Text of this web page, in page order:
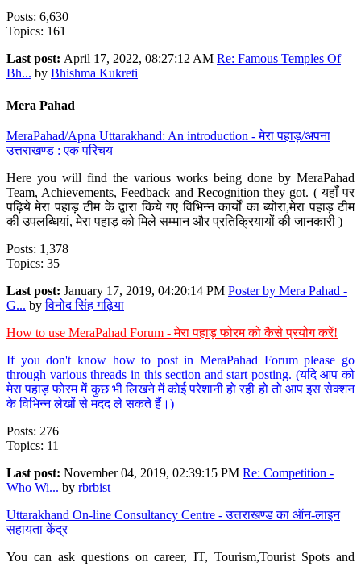
Posts: 6,630
Topics: 161
Last post: April 17, 2022, 08:27:12 AM Re: Famous Temples Of
Bh... by Bhishma Kukreti
Mera Pahad
MeraPahad/Apna Uttarakhand: An introduction - मेरा पहाड़/अपना
उत्तराखण्ड : एक परिचय
Here you will find the various works being done by MeraPahad
Team, Achievements, Feedback and Recognition they got. ( यहाँ पर
पढ़िये मेरा पहाड़ टीम के द्वारा किये गए विभिन्न कार्यों का ब्योरा,मेरा पहाड़ टीम
की उपलब्धियां, मेरा पहाड़ को मिले सम्मान और प्रतिक्रियायों की जानकारी )
Posts: 1,378
Topics: 35
Last post: January 17, 2019, 04:20:14 PM Poster by Mera Pahad -
G... byविनोद सिंह गढ़िया
How to use MeraPahad Forum - मेरा पहाड़ फोरम को कैसे प्रयोग करें!
If you don't know how to post in MeraPahad Forum please go
through various threads in this section and start posting. (यदि आप को
मेरा पहाड़ फोरम में कुछ भी लिखने में कोई परेशानी हो रही हो तो आप इस सेक्शन
के विभिन्न लेखों से मदद ले सकते हैं।)
Posts: 276
Topics: 11
Last post: November 04, 2019, 02:39:15 PM Re: Competition -
Who Wi... by rbrbist
Uttarakhand On-line Consultancy Centre - उत्तराखण्ड का ऑन-लाइन
सहायता केंद्र
You can ask questions on career, IT, Tourism,Tourist Spots and